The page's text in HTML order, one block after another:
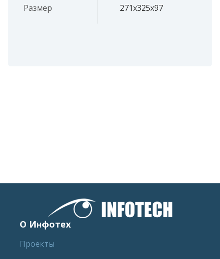
Размер 271x325x97
О Инфотех
Проекты